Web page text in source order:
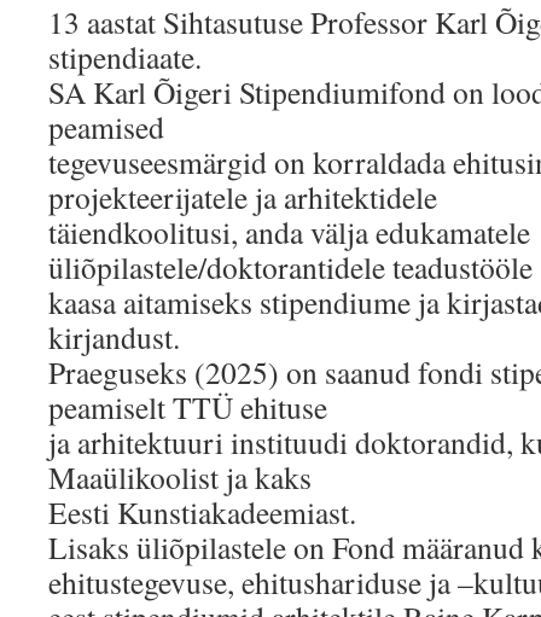
13 aastat Sihtasutuse Professor Karl
stipendiaate.
SA Karl Õigeri Stipendiumifond on
peamised
tegevuseesmärgid on korraldada
projekteerijatele ja arhitektidele
täiendkoolitusi, anda välja edukamatele
üliõpilastele/doktorantidele teadustööle
kaasa aitamiseks stipendiume ja
kirjandust.
Praeguseks (2025) on saanud fondi
peamiselt TTÜ ehituse
ja arhitektuuri instituudi doktorandid,
Maaülikoolist ja kaks
Eesti Kunstiakadeemiast.
Lisaks üliõpilastele on Fond määranud
ehitustegevuse, ehitushariduse ja